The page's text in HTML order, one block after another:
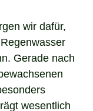
wir dafür,
Gerade nach
wesentlich